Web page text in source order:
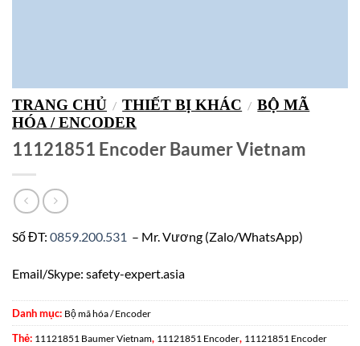
TRANG CHỦ / THIẾT BỊ KHÁC / BỘ MÃ
HÓA / ENCODER
11121851 Encoder Baumer Vietnam
Số ĐT: 0859.200.531 – Mr. Vương (Zalo/WhatsApp)
Email/Skype: safety-expert.asia
Danh mục: Bộ mã hóa / Encoder
Thẻ: 11121851 Baumer Vietnam, 11121851 Encoder, 11121851 Encoder